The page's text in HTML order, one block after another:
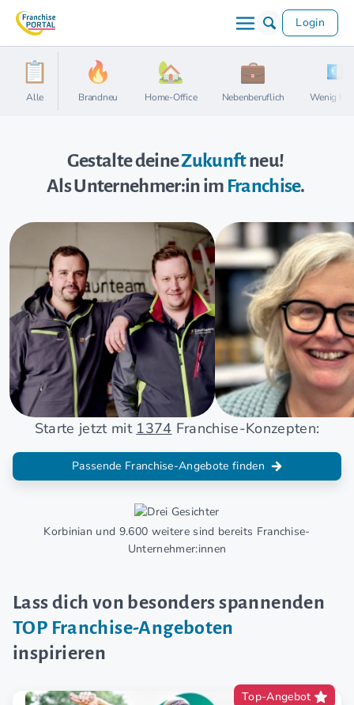
Login
Alle Brandneu Home-Office Nebenberuflich Wenig
Starte jetzt mit 1374 Franchise-Konzepten:
Passende Franchise-Angebote finden
Korbinian und 9.600 weitere sind bereits Franchise-
Unternehmer:innen
Gestalte deineZukunftneu!
Als Unternehmer:in im Franchise.
Lass dich von besonders spannenden
TOP Franchise-Angeboten
inspirieren
Top-Angebot